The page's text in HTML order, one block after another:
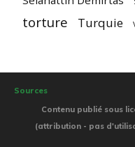
torture Turquie
Sources
Contenu publié sous
(attribution - pas